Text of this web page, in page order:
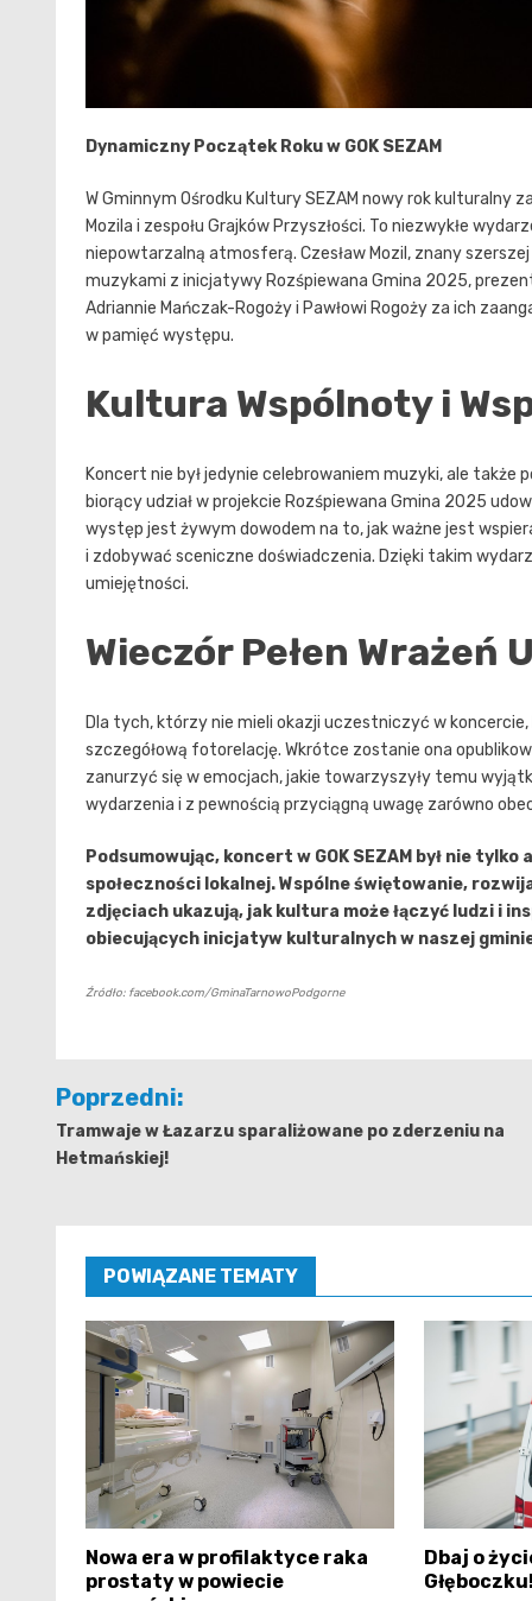
Dynamiczny Początek Roku w GOK SEZAM
W Gminnym Ośrodku Kultury SEZAM nowy rok
Mozila i zespołu Grajków Przyszłości. To niezwykłe
niepowtarzalną atmosferą. Czesław Mozil, znany
muzykami z inicjatywy Rozśpiewana Gmina 2025,
Adriannie Mańczak-Rogoży i Pawłowi Rogoży za ich
w pamięć występu.
Kultura Wspólnoty i
Koncert nie był jedynie celebrowaniem muzyki, ale także
biorący udział w projekcie Rozśpiewana Gmina 2025
występ jest żywym dowodem na to, jak ważne jest
i zdobywać sceniczne doświadczenia. Dzięki takim
umiejętności.
Wieczór Pełen Wrażeń
Dla tych, którzy nie mieli okazji uczestniczyć w
szczegółową fotorelację. Wkrótce zostanie ona
zanurzyć się w emocjach, jakie towarzyszyły temu
wydarzenia i z pewnością przyciągną uwagę zarówno
Podsumowując, koncert w GOK SEZAM był nie
społeczności lokalnej. Wspólne świętowanie,
zdjęciach ukazują, jak kultura może łączyć ludzi i
obiecujących inicjatyw kulturalnych w naszej
Źródło: facebook.com/GminaTarnowoPodgorne
Nawigacja
wpisu
Poprzedni:
Tramwaje w Łazarzu sparaliżowane po zderzeniu na
Hetmańskiej!
POWIĄZANE TEMATY
Nowa era w profilaktyce raka
prostaty w powiecie
Dbaj o
Głęboczku!